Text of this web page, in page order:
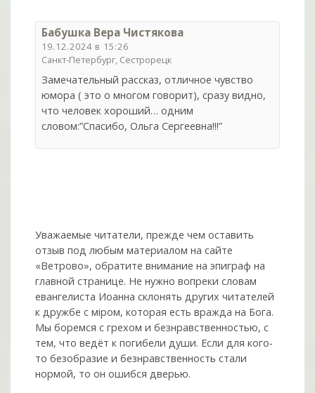
Бабушка Вера Чистякова
19.12.2024 в 15:26
Санкт-Петербург, Сестрорецк
Замечательный рассказ, отличное чувство
юмора ( это о многом говорит), сразу видно,
что человек хороший… одним
словом:”Спасибо, Ольга Сергеевна!!!”
Уважаемые читатели, прежде чем оставить
отзыв под любым материалом на сайте
«Ветрово», обратите внимание на эпиграф на
главной странице. Не нужно вопреки словам
евангелиста Иоанна склонять других читателей
к дружбе с мiром, которая есть вражда на Бога.
Мы боремся с грехом и без­нрав­ствен­ностью, с
тем, что ведёт к погибели души. Если для кого-
то безобразие и безнравственность стали
нормой, то он ошибся дверью.